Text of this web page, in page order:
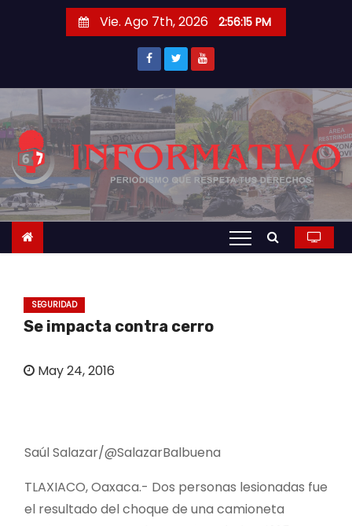
r
a
c
o
t
Vie. Ago 7th, 2026 2:56:16 PM
SEGURIDAD
Se impacta contra cerro
May 24, 2016
Saúl Salazar/@SalazarBalbuena
TLAXIACO, Oaxaca.- Dos personas lesionadas fue
el resultado del choque de una camioneta